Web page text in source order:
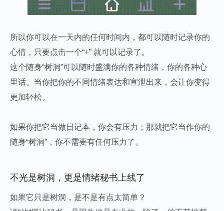
所以你可以在一天内的任何时间内，都可以随时记录你的
心情，只要点击一个“+” 就可以记录了。
这个随身“树洞”可以随时盛满你的各种情绪，你的各种心
里话。当你把你的不同情绪表达和宣泄出来，会让你变得
更加轻松。
如果你把它当做日记本，你会有压力；那就把它当作你的
随身“树洞”，你不需要有任何压力了。
不光是树洞，更是情绪秘书上线了
如果它只是树洞，是不是有点太简单？